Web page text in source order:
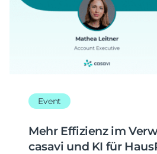
Event
Mehr Effizienz im
casavi und KI für